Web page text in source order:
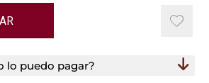
lo puedo pagar?